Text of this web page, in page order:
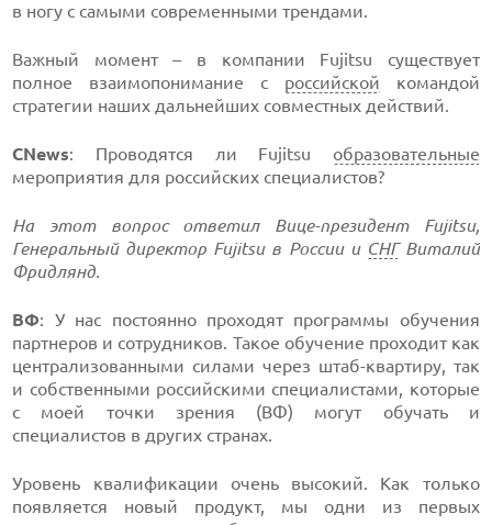
в ногу с самыми современными трендами.
Важный момент – в компании Fujitsu существует
полное взаимопонимание с российской командой
стратегии наших дальнейших совместных действий.
CNews: Проводятся ли Fujitsu образовательные
мероприятия для российских специалистов?
На этот вопрос ответил Вице-президент Fujitsu,
Генеральный директор Fujitsu в России и СНГВиталий
Фридлянд.
ВФ: У нас постоянно проходят программы обучения
партнеров и сотрудников. Такое обучение проходит как
централизованными силами через штаб-квартиру, так
и собственными российскими специалистами, которые
с моей точки зрения (ВФ) могут обучать и
специалистов в других странах.
Уровень квалификации очень высокий. Как только
появляется новый продукт, мы одни из первых